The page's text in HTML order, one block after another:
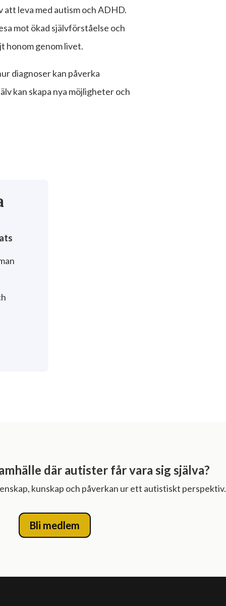
leva med autism och ADHD.
mot ökad självförståelse och
honom genom livet.
diagnoser kan påverka
kan skapa nya möjligheter och
där autister får vara sig själva?
kunskap och påverkan ur ett autistiskt perspektiv.
Bli medlem